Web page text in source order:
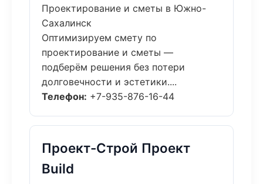
Проектирование и сметы в Южно-
Сахалинск
Оптимизируем смету по
проектирование и сметы —
подберём решения без потери
долговечности и эстетики....
Телефон: +7-935-876-16-44
Проект-Строй Проект
Build